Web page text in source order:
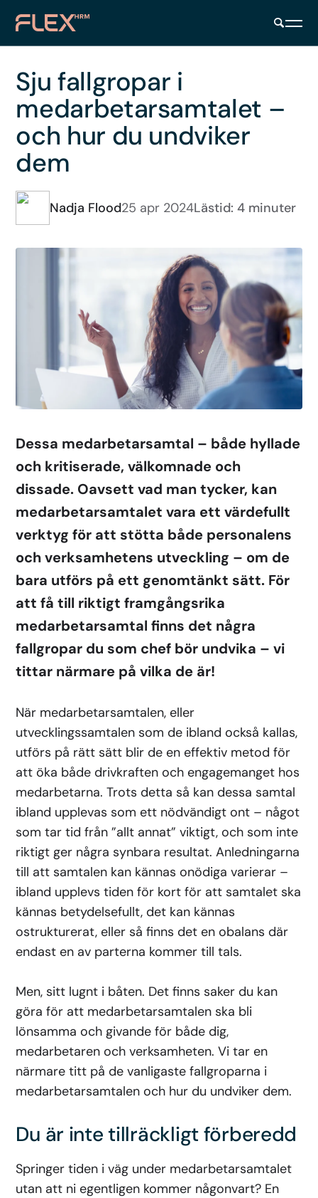
Sju fallgropar i
medarbetarsamtalet –
och hur du undviker
dem
Nadja Flood25 apr 2024Lästid: 4 minuter
Dessa medarbetarsamtal – både hyllade
och kritiserade, välkomnade och
dissade. Oavsett vad man tycker, kan
medarbetarsamtalet vara ett värdefullt
verktyg för att stötta både personalens
och verksamhetens utveckling – om de
bara utförs på ett genomtänkt sätt. För
att få till riktigt framgångsrika
medarbetarsamtal finns det några
fallgropar du som chef bör undvika – vi
tittar närmare på vilka de är!
När medarbetarsamtalen, eller
utvecklingssamtalen som de ibland också kallas,
utförs på rätt sätt blir de en effektiv metod för
att öka både drivkraften och engagemanget hos
medarbetarna. Trots detta så kan dessa samtal
ibland upplevas som ett nödvändigt ont – något
som tar tid från ”allt annat” viktigt, och som inte
riktigt ger några synbara resultat. Anledningarna
till att samtalen kan kännas onödiga varierar –
ibland upplevs tiden för kort för att samtalet ska
kännas betydelsefullt, det kan kännas
ostrukturerat, eller så finns det en obalans där
endast en av parterna kommer till tals.
Men, sitt lugnt i båten. Det finns saker du kan
göra för att medarbetarsamtalen ska bli
lönsamma och givande för både dig,
medarbetaren och verksamheten. Vi tar en
närmare titt på de vanligaste fallgroparna i
medarbetarsamtalen och hur du undviker dem.
Du är inte tillräckligt förberedd
Springer tiden i väg under medarbetarsamtalet
utan att ni egentligen kommer någonvart? En